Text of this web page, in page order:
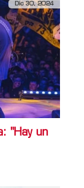
Dic 30, 2024
"Hay un